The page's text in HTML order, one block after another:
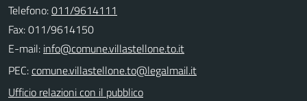
Telefono:011/9614111
Fax: 011/9614150
E-mail:
PEC:
Ufficio relazioni con il pubblico